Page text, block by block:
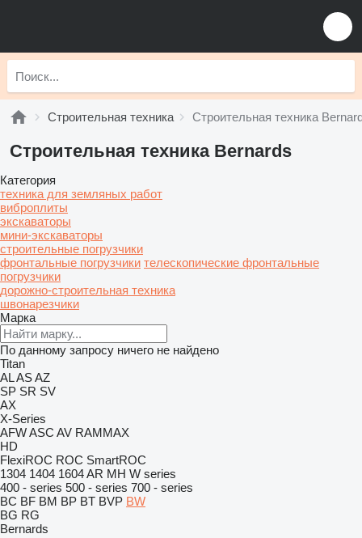
Строительная техника Строительная техника
Строительная техника Bernards
Категория
техника для земляных работ
виброплиты
экскаваторы
мини-экскаваторы
строительные погрузчики
фронтальные погрузчики телескопические фронтальные
погрузчики
дорожно-строительная техника
швонарезчики
Марка
По данному запросу ничего не найдено
Titan
ALASAZ
SP SR SV
AX
X-Series
AFWASC AV RAMMAX
HD
FlexiROC ROC SmartROC
1304 1404 1604AR MH W series
400 - series 500 - series 700 - series
BC BF BM BP BT BVP BW
BG RG
Bernards